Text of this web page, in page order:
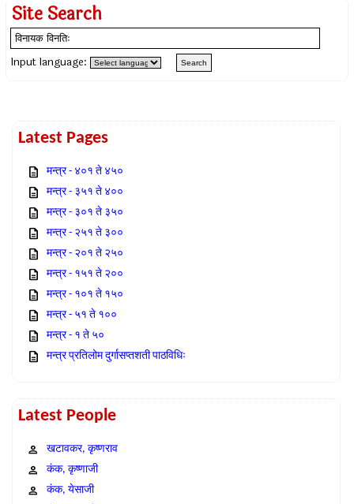
Site Search
Input language:
Latest Pages
मन्त्र - ४०१ ते ४५०
मन्त्र - ३५१ ते ४००
मन्त्र - ३०१ ते ३५०
मन्त्र - २५१ ते ३००
मन्त्र - २०१ ते २५०
मन्त्र - १५१ ते २००
मन्त्र - १०१ ते १५०
मन्त्र - ५१ ते १००
मन्त्र - १ ते ५०
मन्त्र प्रतिलोम दुर्गासप्तशती पाठविधिः
Latest People
खटावकर, कृष्णराव
कंक, कृष्णाजी
कंक, येसाजी